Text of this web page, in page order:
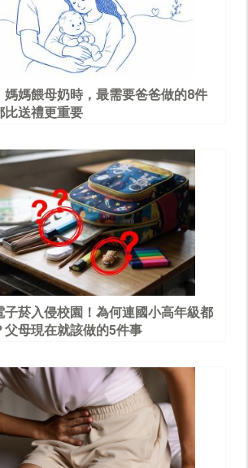
媽媽餵母奶時，最需要爸爸做的8件
比送禮更重要
子菸入侵校園！為何連國小高年級都
父母現在就該做的5件事